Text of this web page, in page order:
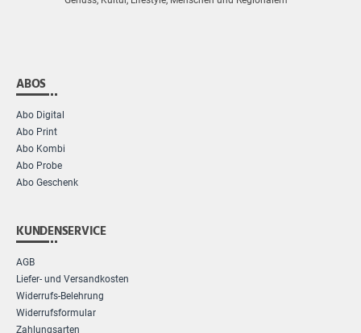
ABOS
Abo Digital
Abo Print
Abo Kombi
Abo Probe
Abo Geschenk
KUNDENSERVICE
AGB
Liefer- und Versandkosten
Widerrufs-Belehrung
Widerrufsformular
Zahlungsarten